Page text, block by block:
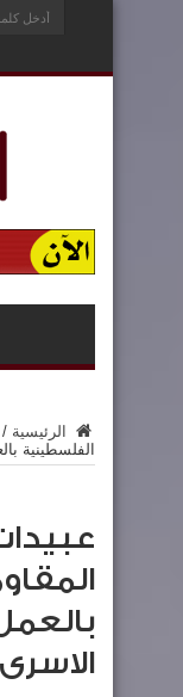
الرئيسية /
الفلسطينية
الاسرى